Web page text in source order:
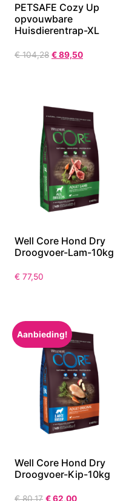
PETSAFE Cozy Up
opvouwbare
Huisdierentrap-XL
€104,28 €89,50
Well Core Hond Dry
Droogvoer-Lam-10kg
€ 77,50
Aanbieding!
Well Core Hond Dry
Droogvoer-Kip-10kg
€80,17 €62,00